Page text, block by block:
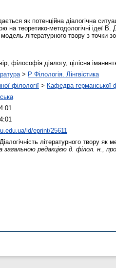
як потенційна діалогічна
на теоретико-методологічні ідеї
літературного твору з точки
філософія діалогу, цілісна
> P Філологія. Лінгвістика
філології > Кафедра германської
id/eprint/25611
Діалогічність літературного твору як
загальною редакцією д. філол. н.,